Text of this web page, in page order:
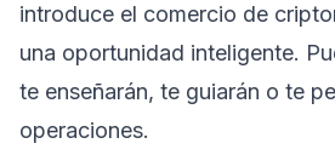
introduce el comercio de
una oportunidad inteligente.
te enseñarán, te guiarán o te
operaciones.